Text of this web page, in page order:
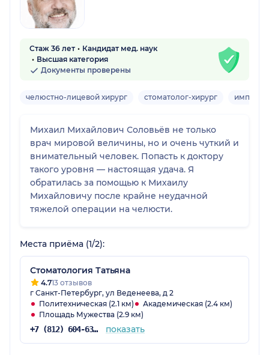
Стаж 36 лет
Кандидат мед. наук
Высшая категория
Документы проверены
челюстно-лицевой хирург стоматолог-хирург
Михаил Михайлович Соловьёв не только
врач мировой величины, но и очень чуткий и
внимательный человек. Попасть к доктору
такого уровня — настоящая удача. Я
обратилась за помощью к Михаилу
Михайловичу после крайне неудачной
тяжелой операции на челюсти.
Места приёма (1/2):
Стоматология Татьяна
4.713 отзывов
г Санкт-Петербург, ул Веденеева, д 2
Политехническая (2.1 км)
Академическая (2.4 км)
Площадь Мужества (2.9 км)
+7 (812) 604-63-48 показать